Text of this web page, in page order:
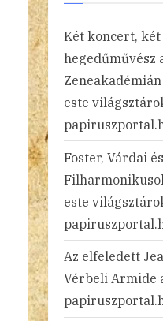
Két koncert, két
hegedűművész
Zeneakadémián
este
Foster, Várdai
este
Az elfeledett
Vérbeli Armide